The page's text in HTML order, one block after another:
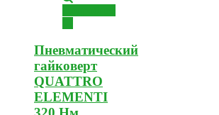
Пневматический
гайковерт
QUATTRO
ELEMENTI